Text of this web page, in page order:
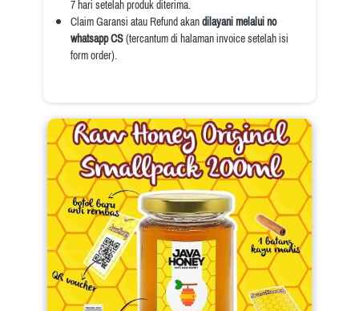
7 hari setelah produk diterima.
Claim Garansi atau Refund akan dilayani melalui no
whatsapp CS (tercantum di halaman invoice setelah isi
form order).